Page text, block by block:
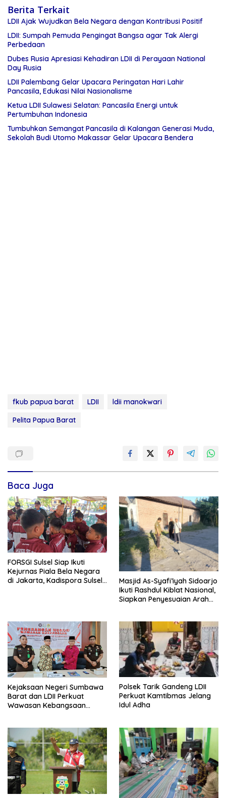
Berita Terkait
LDII Ajak Wujudkan Bela Negara dengan Kontribusi Positif
LDII: Sumpah Pemuda Pengingat Bangsa agar Tak Alergi
Perbedaan
Dubes Rusia Apresiasi Kehadiran LDII di Perayaan National
Day Rusia
LDII Palembang Gelar Upacara Peringatan Hari Lahir
Pancasila, Edukasi Nilai Nasionalisme
Ketua LDII Sulawesi Selatan: Pancasila Energi untuk
Pertumbuhan Indonesia
Tumbuhkan Semangat Pancasila di Kalangan Generasi Muda,
Sekolah Budi Utomo Makassar Gelar Upacara Bendera
fkub papua barat LDII
ldii manokwari
Pelita Papua Barat
Baca Juga
FORSGI Sulsel Siap Ikuti
Kejurnas Piala Bela Negara
di Jakarta, Kadispora Sulsel
Masjid As-Syafi’iyah Sidoarjo
Ikuti Rashdul Kiblat Nasional,
Siapkan Penyesuaian Arah
Kejaksaan Negeri Sumbawa
Barat dan LDII Perkuat
Wawasan Kebangsaan
Polsek Tarik Gandeng LDII
Perkuat Kamtibmas Jelang
Idul Adha